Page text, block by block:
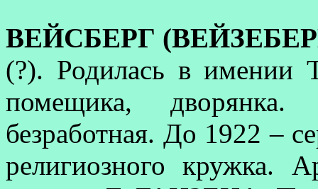
ВЕЙСБЕРГ
(?). Родилась в имении
помещика,
безработная. До 1922 –
религиозного кружка.